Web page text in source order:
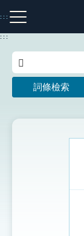
到
主
:::
注音索引圖示
:::
詞條檢索